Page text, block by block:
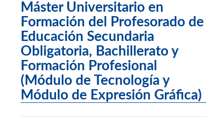
Máster Universitario en
Formación del Profesorado de
Educación Secundaria
Obligatoria, Bachillerato y
Formación Profesional
(Módulo de Tecnología y
Módulo de Expresión Gráfica)